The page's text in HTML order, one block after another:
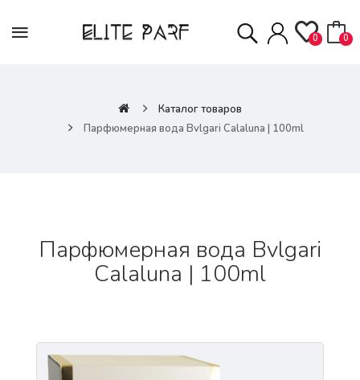
0 0
Каталог товаров
Парфюмерная вода Bvlgari Calaluna | 100ml
Парфюмерная вода Bvlgari
Calaluna | 100ml